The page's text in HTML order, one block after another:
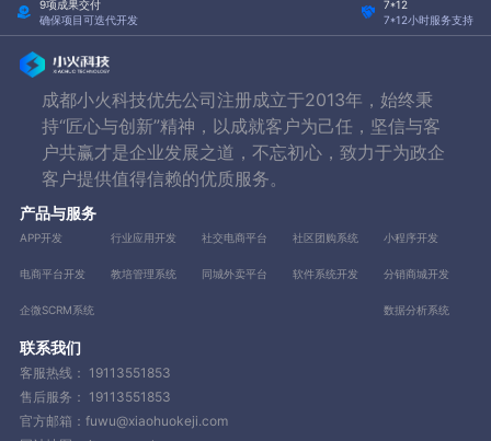
9项成果交付
确保项目可迭代开发
7*12
7*12小时服务支持
成都小火科技优先公司注册成立于2013年，始终秉
持“匠心与创新”精神，以成就客户为己任，坚信与客
户共赢才是企业发展之道，不忘初心，致力于为政企
客户提供值得信赖的优质服务。
产品与服务
APP开发 行业应用开发 社交电商平台 社区团购系统 小程序开发
电商平台开发 教培管理系统 同城外卖平台 软件系统开发 分销商城开发
企微SCRM系统 数据分析系统
联系我们
客服热线： 19113551853
售后服务： 19113551853
官方邮箱：fuwu@xiaohuokeji.com